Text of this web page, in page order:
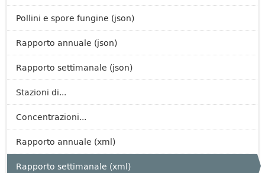
Pollini e spore fungine (json)
Rapporto annuale (json)
Rapporto settimanale (json)
Stazioni di...
Concentrazioni...
Rapporto annuale (xml)
Rapporto settimanale (xml)